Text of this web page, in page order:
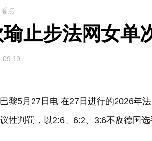
点
止步法网女单
09:19
黎5月27日电 在27日进行的2026年
性判罚，以2:6、6:2、3:6不敌德国选